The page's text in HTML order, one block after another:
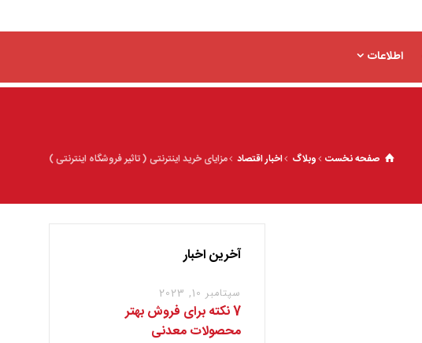
اطلاعات
صفحه نخست وبلاگ اخبار اقتصاد مزایای خرید اینترنتی ( تاثیر فروشگاه اینترنتی )
آخرین اخبار
سپتامبر 10, 2023
7 نکته برای فروش بهتر
محصولات معدنی